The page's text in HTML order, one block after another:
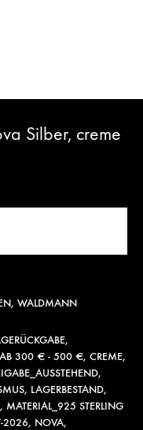
Silber, creme
, WALDMANN
,
AB 300 € - 500 €, CREME,
,
, LAGERBESTAND,
, MATERIAL_925 STERLING
2026, NOVA,